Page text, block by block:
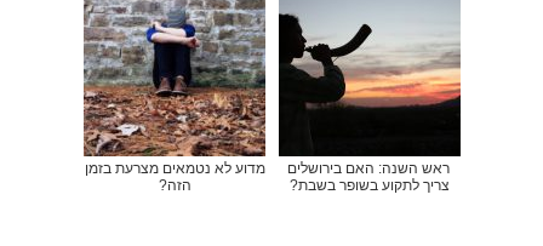
ראש השנה: האם בירושלים
צריך לתקוע בשופר בשבת?
מדוע לא נטמאים מצרעת בזמן
הזה?